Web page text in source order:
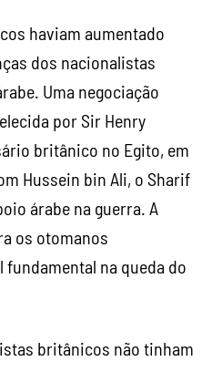
haviam aumentado
dos nacionalistas
Uma negociação
por Sir Henry
britânico no Egito, em
Hussein bin Ali, o Sharif
árabe na guerra. A
os otomanos
fundamental na queda do
britânicos não tinham